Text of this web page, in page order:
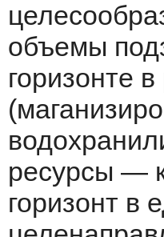
объемы
го­ризонте
ресурсы —
горизонт в